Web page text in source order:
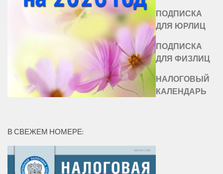
ПОДПИСКА
ДЛЯ ЮРЛИЦ
ПОДПИСКА
ДЛЯ ФИЗЛИЦ
НАЛОГОВЫЙ
КАЛЕНДАРЬ
В СВЕЖЕМ НОМЕРЕ: